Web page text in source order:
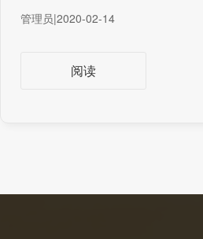
管理员|2020-02-14
阅读